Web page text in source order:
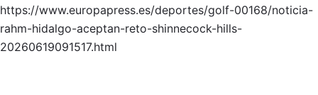
https://www.europapress.es/deportes/golf-00168/noticia-
rahm-hidalgo-aceptan-reto-shinnecock-hills-
20260619091517.html